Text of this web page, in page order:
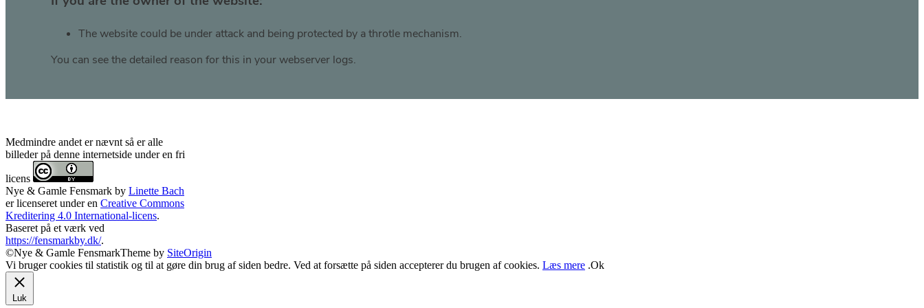
Medmindre andet er nævnt så er alle
billeder på denne internetside under en fri
licens
Nye & Gamle Fensmark by Linette Bach
er licenseret under en Creative Commons
Kreditering 4.0 International-licens.
Baseret på et værk ved
https://fensmarkby.dk/.
©Nye & Gamle FensmarkTheme by SiteOrigin
Vi bruger cookies til statistik og til at gøre din brug af siden bedre. Ved at forsætte på siden accepterer du brugen af cookies. Læs mere .Ok
Luk